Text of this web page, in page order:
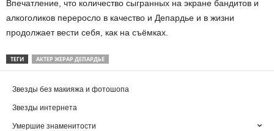
Впечатление, что количество сыгранных на экране бандитов и
алкоголиков переросло в качество и Депардье и в жизни
продолжает вести себя, как на съёмках.
ТЕГИ АКТЕР ЖЕРАР ДЕПАРДЬЕ
Звезды без макияжа и фотошопа
Звезды интернета
Умершие знаменитости